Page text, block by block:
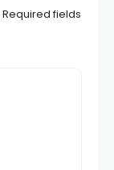
Required fields